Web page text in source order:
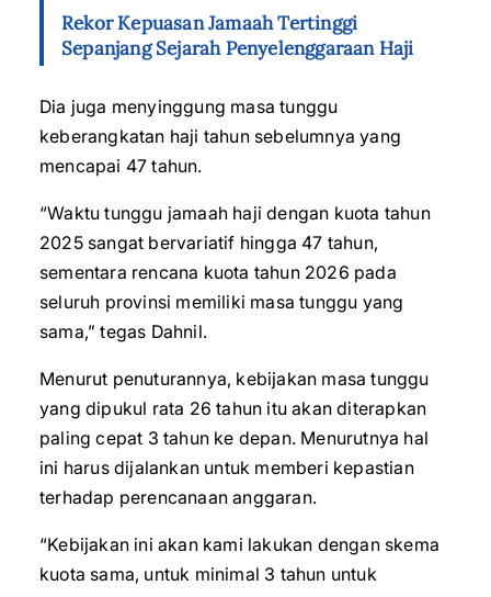
Rekor Kepuasan Jamaah Tertinggi
Sepanjang Sejarah Penyelenggaraan Haji
Dia juga menyinggung masa tunggu
keberangkatan haji tahun sebelumnya yang
mencapai 47 tahun.
“Waktu tunggu jamaah haji dengan kuota tahun
2025 sangat bervariatif hingga 47 tahun,
sementara rencana kuota tahun 2026 pada
seluruh provinsi memiliki masa tunggu yang
sama,” tegas Dahnil.
Menurut penuturannya, kebijakan masa tunggu
yang dipukul rata 26 tahun itu akan diterapkan
paling cepat 3 tahun ke depan. Menurutnya hal
ini harus dijalankan untuk memberi kepastian
terhadap perencanaan anggaran.
“Kebijakan ini akan kami lakukan dengan skema
kuota sama, untuk minimal 3 tahun untuk